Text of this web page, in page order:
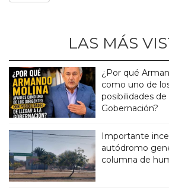
LAS MÁS
¿Por qué
como uno de
posibilidades de
Gobernación?
Importante
autódromo
columna de